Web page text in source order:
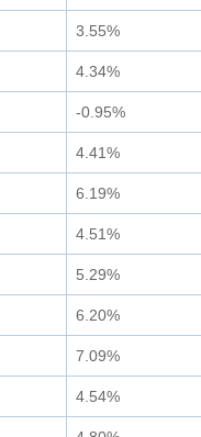
3.55%
4.34%
-0.95%
4.41%
6.19%
4.51%
5.29%
6.20%
7.09%
4.54%